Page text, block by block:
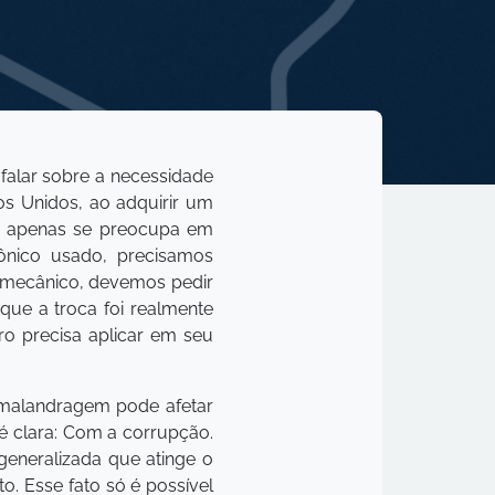
sobre a necessidade
Unidos, ao adquirir um
se preocupa em
usado, precisamos
devemos pedir
a troca foi realmente
precisa aplicar em seu
pode afetar
clara: Com a corrupção.
que atinge o
Esse fato só é possível